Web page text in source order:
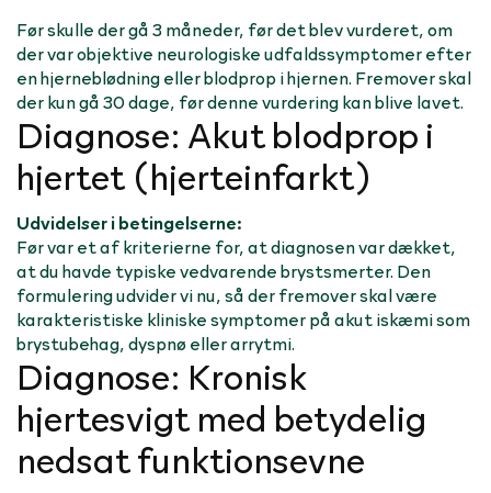
Før skulle der gå 3 måneder, før det blev vurderet, om
der var objektive neurologiske udfaldssymptomer efter
en hjerneblødning eller blodprop i hjernen. Fremover skal
der kun gå 30 dage, før denne vurdering kan blive lavet.
Diagnose: Akut blodprop i
hjertet (hjerteinfarkt)
Udvidelser i betingelserne:
Før var et af kriterierne for, at diagnosen var dækket,
at du havde typiske vedvarende brystsmerter. Den
formulering udvider vi nu, så der fremover skal være
karakteristiske kliniske symptomer på akut iskæmi som
brystubehag, dyspnø eller arrytmi.
Diagnose: Kronisk
hjertesvigt med betydelig
nedsat funktionsevne